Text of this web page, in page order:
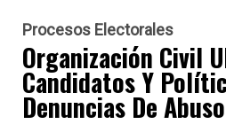
Procesos Electorales
Organización Civil
Candidatos Y
Denuncias De